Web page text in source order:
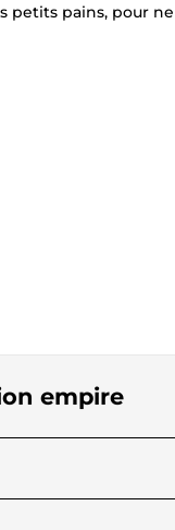
petits pains, pour
empire